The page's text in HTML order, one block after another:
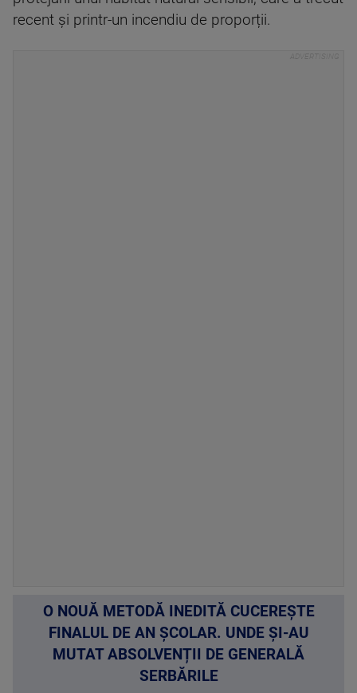
recent și printr-un incendiu de proporții.
O NOUĂ METODĂ INEDITĂ CUCEREȘTE
FINALUL DE AN ȘCOLAR. UNDE ȘI-AU
MUTAT ABSOLVENȚII DE GENERALĂ
SERBĂRILE